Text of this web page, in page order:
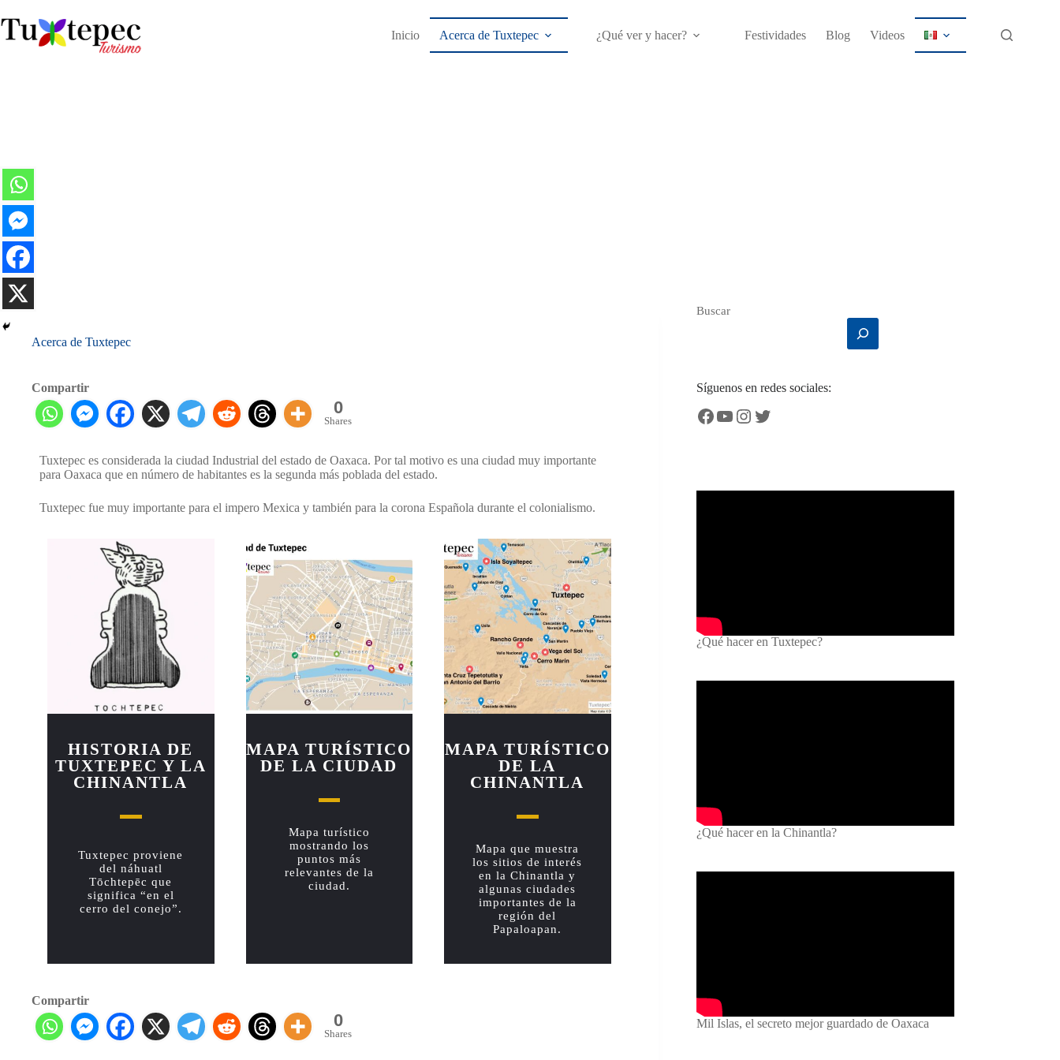
Inicio Acerca de Tuxtepec ¿Qué ver y hacer? Festividades Blog Videos
Acerca de Tuxtepec
Compartir
0
Shares
Tuxtepec es considerada la ciudad Industrial del estado de Oaxaca. Por tal motivo es una ciudad muy importante
para Oaxaca que en número de habitantes es la segunda más poblada del estado.
Tuxtepec fue muy importante para el impero Mexica y también para la corona Española durante el colonialismo.
HISTORIA DE
TUXTEPEC Y LA
CHINANTLA
Tuxtepec proviene
del náhuatl
Tōchtepēc que
significa “en el
cerro del conejo”.
MAPA TURÍSTICO
DE LA CIUDAD
Mapa turístico
mostrando los
puntos más
relevantes de la
ciudad.
MAPA TURÍSTICO
DE LA
CHINANTLA
Mapa que muestra
los sitios de interés
en la Chinantla y
algunas ciudades
importantes de la
región del
Papaloapan.
Compartir
0
Shares
Buscar
Síguenos en redes sociales:
¿Qué hacer en Tuxtepec?
¿Qué hacer en la Chinantla?
Mil Islas, el secreto mejor guardado de Oaxaca